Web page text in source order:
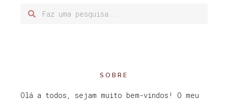
SOBRE
Olá a todos, sejam muito bem-vindos! O meu